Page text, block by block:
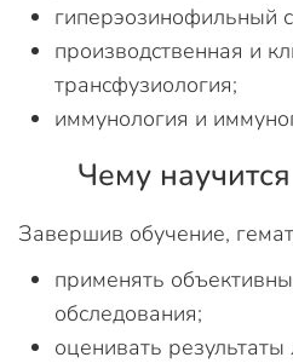
гиперэозинофильный
производственная и
трансфузиология;
иммунология и
Чему
Завершив обучение,
применять
обследования;
оценивать